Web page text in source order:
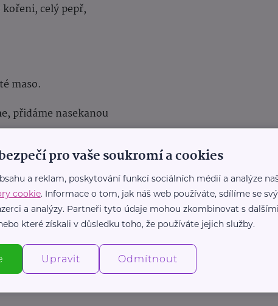
celý pepř,
maso.
přidáme nasekanou
struhadle.
vypracujeme
pro vaše soukromí a cookies
a reklam, poskytování funkcí sociálních médií a analýze
cookie. Informace o tom, jak náš web používáte, sdílíme se
a analýzy. Partneři tyto údaje mohou zkombinovat s
které získali v důsledku toho, že používáte jejich služby.
Upravit Odmítnout